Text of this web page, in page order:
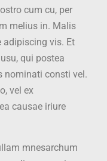
cum cu, per
melius in. Malis
adipiscing vis. Et
qui postea
nominati consti vel.
vel ex
causae iriure
mnesarchum